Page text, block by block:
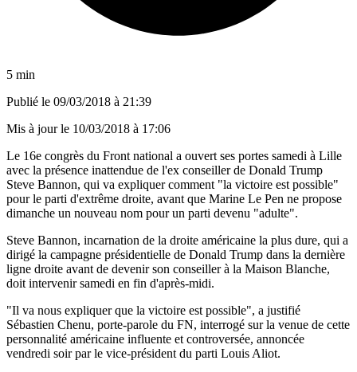
5 min
Publié le 09/03/2018 à 21:39
Mis à jour le 10/03/2018 à 17:06
Le 16e congrès du Front national a ouvert ses portes samedi à Lille
avec la présence inattendue de l'ex conseiller de Donald Trump
Steve Bannon, qui va expliquer comment "la victoire est possible"
pour le parti d'extrême droite, avant que Marine Le Pen ne propose
dimanche un nouveau nom pour un parti devenu "adulte".
Steve Bannon, incarnation de la droite américaine la plus dure, qui a
dirigé la campagne présidentielle de Donald Trump dans la dernière
ligne droite avant de devenir son conseiller à la Maison Blanche,
doit intervenir samedi en fin d'après-midi.
"Il va nous expliquer que la victoire est possible", a justifié
Sébastien Chenu, porte-parole du FN, interrogé sur la venue de cette
personnalité américaine influente et controversée, annoncée
vendredi soir par le vice-président du parti Louis Aliot.